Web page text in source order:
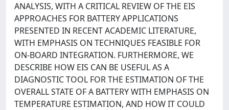
ANALYSIS, WITH A CRITICAL REVIEW OF THE EIS
APPROACHES FOR BATTERY APPLICATIONS
PRESENTED IN RECENT ACADEMIC LITERATURE,
WITH EMPHASIS ON TECHNIQUES FEASIBLE FOR
ON-BOARD INTEGRATION. FURTHERMORE, WE
DESCRIBE HOW EIS CAN BE USEFUL AS A
DIAGNOSTIC TOOL FOR THE ESTIMATION OF THE
OVERALL STATE OF A BATTERY WITH EMPHASIS ON
TEMPERATURE ESTIMATION, AND HOW IT COULD